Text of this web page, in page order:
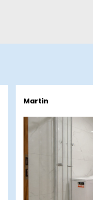
Martin